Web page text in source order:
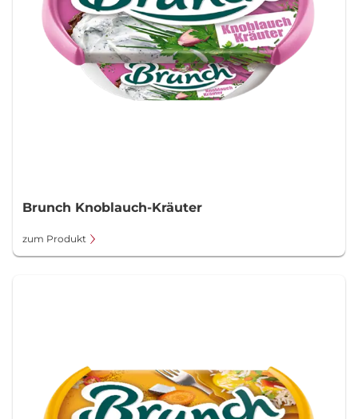
Brunch Knoblauch-Kräuter
zum Produkt